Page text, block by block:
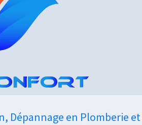
Dépannage en Plomberie et